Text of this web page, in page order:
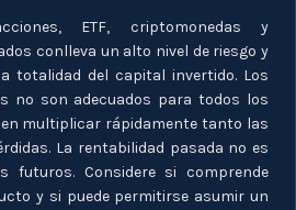
ETF, criptomonedas y
conlleva un alto nivel de riesgo y
totalidad del capital invertido. Los
no son adecuados para todos los
multiplicar rápidamente tanto las
La rentabilidad pasada no es
futuros. Considere si comprende
y si puede permitirse asumir un